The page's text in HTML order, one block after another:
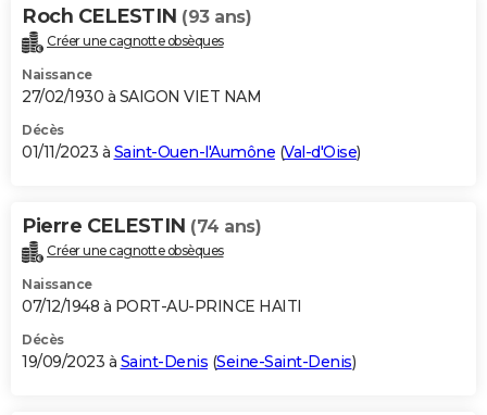
Roch CELESTIN (93 ans)
Créer une cagnotte obsèques
Naissance
27/02/1930 à SAIGON VIET NAM
Décès
01/11/2023 à Saint-Ouen-l'Aumône (Val-d'Oise)
Pierre CELESTIN (74 ans)
Créer une cagnotte obsèques
Naissance
07/12/1948 à PORT-AU-PRINCE HAITI
Décès
19/09/2023 à Saint-Denis (Seine-Saint-Denis)